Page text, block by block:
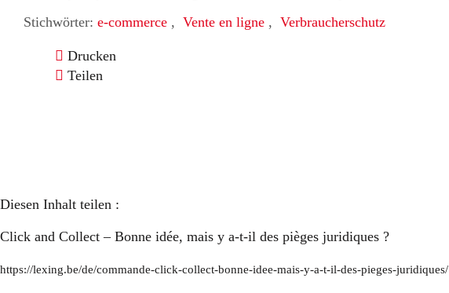
Stichwörter: e-commerce , Vente en ligne , Verbraucherschutz
Drucken
Teilen
Diesen Inhalt teilen :
Click and Collect – Bonne idée, mais y a-t-il des pièges juridiques ?
https://lexing.be/de/commande-click-collect-bonne-idee-mais-y-a-t-il-des-pieges-juridiques/